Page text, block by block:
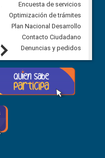
CPCCS convoca a Veeduría
Ciudadana para vigilar el
5 agosto, 2026
Next
Encuesta de servicios
Optimización de trámites
Plan Nacional Desarrollo
Contacto Ciudadano
Denuncias y pedidos